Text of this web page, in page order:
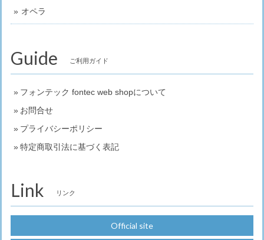
オペラ
Guide ご利用ガイド
フォンテック fontec web shopについて
お問合せ
プライバシーポリシー
特定商取引法に基づく表記
Link リンク
Official site